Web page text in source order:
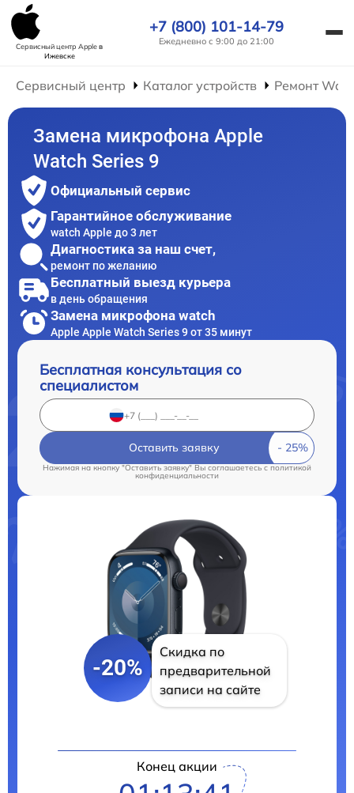
Сервисный центр Appleв
Ижевске
+7 (800) 101-14-79
Ежедневно с 9:00 до 21:00
Сервисный центр Каталог устройств Ремонт
Замена микрофона Apple
Watch Series 9
Официальный сервис
Гарантийное обслуживание
watch Apple до 3 лет
Диагностика за наш счет,
ремонт по желанию
Бесплатный выезд курьера
в день обращения
Замена микрофона watch
Apple Apple Watch Series 9 от 35 минут
Бесплатная консультация со
специалистом
Оставить заявку
Нажимая на кнопку "Оставить заявку" Вы соглашаетесь cполитикой
конфиденциальности
-20%
Скидка по
предварительной
записи на сайте
Конец акции